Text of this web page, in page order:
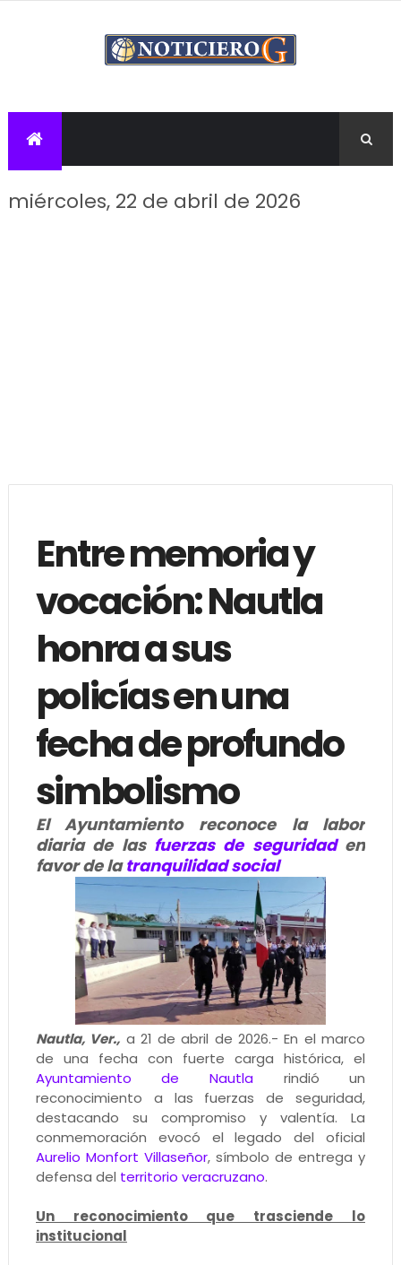
miércoles, 22 de abril de 2026
Entre memoria y
vocación: Nautla
honra a sus
policías en una
fecha de profundo
simbolismo
El Ayuntamiento reconoce la labor
diaria de las fuerzas de seguridaden
favor de latranquilidad social
Nautla, Ver., a 21 de abril de 2026.- En el marco
de una fecha con fuerte carga histórica, el
Ayuntamiento de Nautla rindió un
reconocimiento a las fuerzas de seguridad,
destacando su compromiso y valentía. La
conmemoración evocó el legado del oficial
Aurelio Monfort Villaseñor, símbolo de entrega y
defensa del territorio veracruzano.
Un reconocimiento que trasciende lo
institucional